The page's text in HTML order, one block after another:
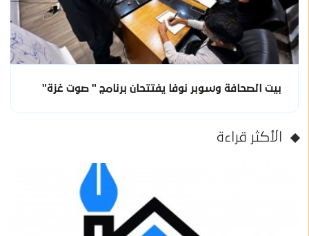
بيت الصحافة وسوبر نوفا يفتتحان برنامج " صوت غزة"
الأكثر قراءة